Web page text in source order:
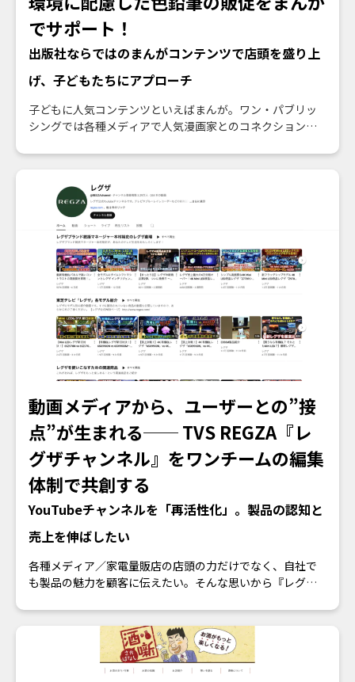
でサポート！
出版社ならではのまんがコンテンツで店頭を盛り上
げ、子どもたちにアプローチ
子どもに人気コンテンツといえばまんが。ワン・パブリッ
シングでは各種メディアで人気漫画家とのコネクションも
して、学研キッズネットで連載中のまんが『地球防衛隊
販促ツールを作成し、商品の認知拡大・購買支援を実現し
ました。
動画メディアから、ユーザーとの”接
点”が生まれる── TVS REGZA『レ
グザチャンネル』をワンチームの編集
体制で共創する
YouTubeチャンネルを「再活性化」。製品の認知と
売上を伸ばしたい
各種メディア／家電量販店の店頭の力だけでなく、自社で
も製品の魅力を顧客に伝えたい。そんな思いから『レグザ
ア事業と並行した動画企画・制作業務は難しく、いつしか
動画の更新は停止、チャンネルは休眠状態に...。せっかく作
ったYouTubeチャンネルなのに、このままだと、視聴者が
離れていってしまう...。